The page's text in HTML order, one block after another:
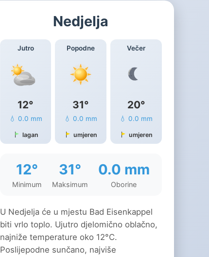
Nedjelja
Jutro
12°
💧 0.0 mm
lagan
Popodne
31°
💧 0.0 mm
umjeren
Večer
20°
💧 0.0 mm
umjeren
12°
Minimum
31°
Maksimum
0.0 mm
Oborine
U Nedjelja će u mjestu Bad Eisenkappel
biti vrlo toplo. Ujutro djelomično oblačno,
najniže temperature oko 12°C.
Poslijepodne sunčano, najviše